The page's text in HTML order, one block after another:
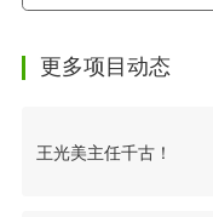
更多项目动态
王光美主任千古！